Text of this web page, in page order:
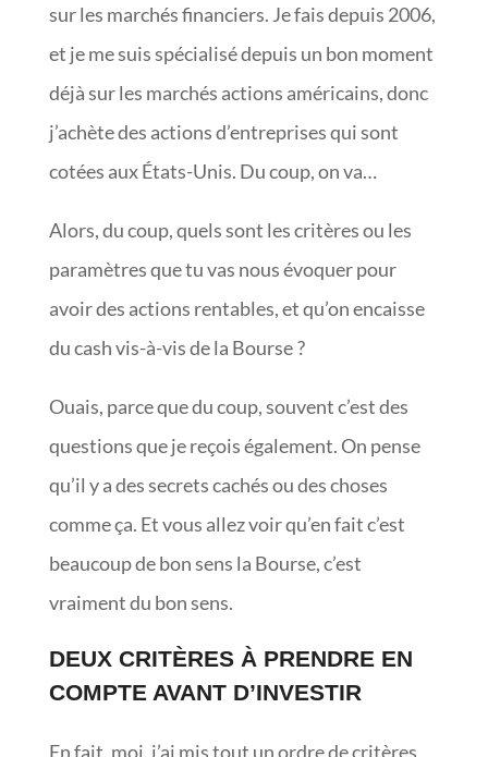
sur les marchés financiers. Je fais depuis 2006,
et je me suis spécialisé depuis un bon moment
déjà sur les marchés actions américains, donc
j’achète des actions d’entreprises qui sont
cotées aux États-Unis. Du coup, on va…
Alors, du coup, quels sont les critères ou les
paramètres que tu vas nous évoquer pour
avoir des actions rentables, et qu’on encaisse
du cash vis-à-vis de la Bourse ?
Ouais, parce que du coup, souvent c’est des
questions que je reçois également. On pense
qu’il y a des secrets cachés ou des choses
comme ça. Et vous allez voir qu’en fait c’est
beaucoup de bon sens la Bourse, c’est
vraiment du bon sens.
DEUX CRITÈRES À PRENDRE EN
COMPTE AVANT D’INVESTIR
En fait, moi, j’ai mis tout un ordre de critères